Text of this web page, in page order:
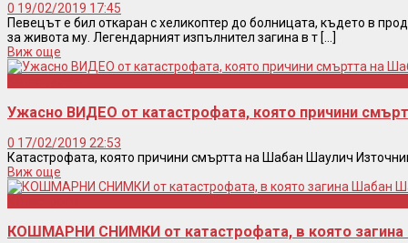
0 19/02/2019 17:45
Певецът е бил откаран с хеликоптер до болницата, където в
за живота му. Легендарният изпълнител загина в т [...]
Виж още
Ужасно ВИДЕО от катастрофата, която причини
0 17/02/2019 22:53
Катастрофата, която причини смъртта на Шабан Шаулич
Виж още
КОШМАРНИ СНИМКИ от катастрофата, в която